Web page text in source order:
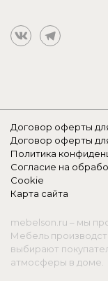
Договор оферты
Договор оферты
Политика
Согласие на
Cookie
Карта сайта
mebelson.ru – мы
Мебель
выбирают
атмосферы в доме.